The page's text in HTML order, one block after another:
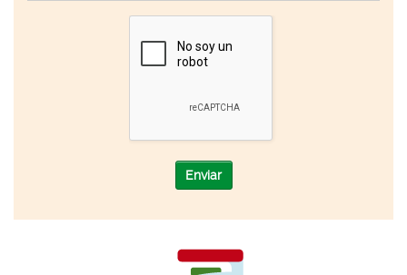
Enviar